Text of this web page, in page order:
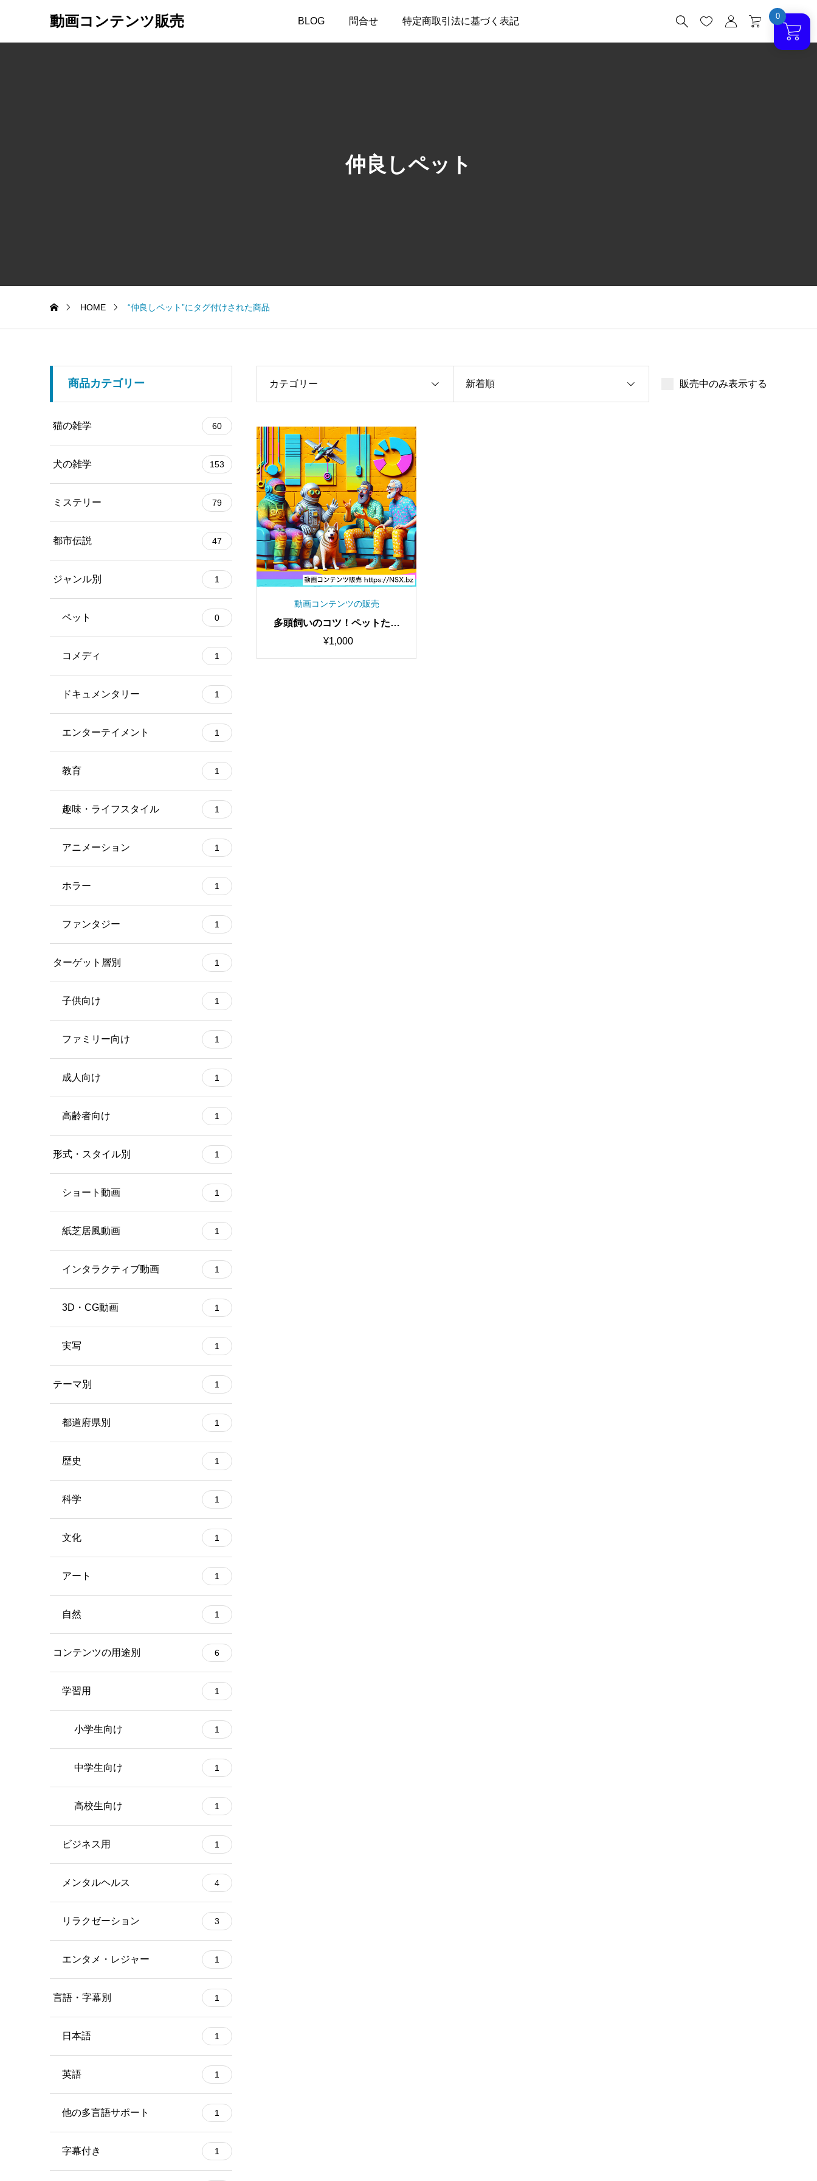
動画コンテンツ販売 BLOG 問合せ 特定商取引法に基づく表記    
仲良しペット
HOME “仲良しペット”にタグ付けされた商品
カテゴリー 新着順 販売中のみ表示する
動画コンテンツの販売
多頭飼いのコツ！ペットたち
の仲良くなる秘訣ショート動
¥1,000
商品カテゴリー
猫の雑学 60
犬の雑学 153
ミステリー 79
都市伝説 47
ジャンル別 1
ペット 0
コメディ 1
ドキュメンタリー 1
エンターテイメント 1
教育 1
趣味・ライフスタイル 1
アニメーション 1
ホラー 1
ファンタジー 1
ターゲット層別 1
子供向け 1
ファミリー向け 1
成人向け 1
高齢者向け 1
形式・スタイル別 1
ショート動画 1
紙芝居風動画 1
インタラクティブ動画 1
3D・CG動画 1
実写 1
テーマ別 1
都道府県別 1
歴史 1
科学 1
文化 1
アート 1
自然 1
コンテンツの用途別 6
学習用 1
小学生向け 1
中学生向け 1
高校生向け 1
ビジネス用 1
メンタルヘルス 4
リラクゼーション 3
エンタメ・レジャー 1
言語・字幕別 1
日本語 1
英語 1
他の多言語サポート 1
字幕付き 1
0